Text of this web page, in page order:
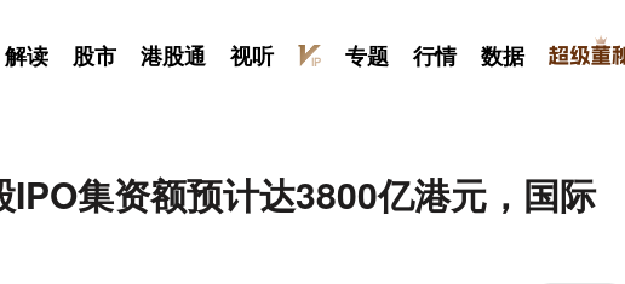
解读 股市 港股通 视听 专题 行情 数据
集资额预计达3800亿港元，国际